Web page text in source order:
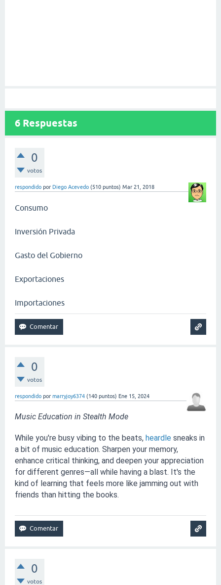
6 Respuestas
0
votos
respondido por Diego Acevedo (510 puntos) Mar 21, 2018
Consumo
Inversión Privada
Gasto del Gobierno
Exportaciones
Importaciones
0
votos
respondido por marryjoy6374 (140 puntos) Ene 15, 2024
Music Education in Stealth Mode
While you're busy vibing to the beats, heardle sneaks in
a bit of music education. Sharpen your memory,
enhance critical thinking, and deepen your appreciation
for different genres—all while having a blast. It's the
kind of learning that feels more like jamming out with
friends than hitting the books.
0
votos